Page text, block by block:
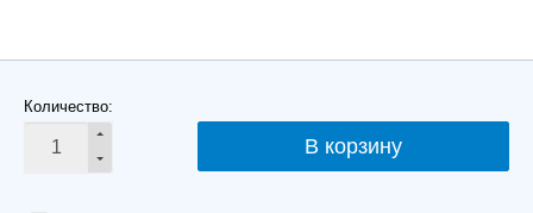
Количество:
В корзину